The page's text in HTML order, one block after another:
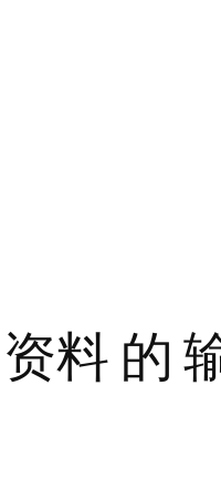
料 的